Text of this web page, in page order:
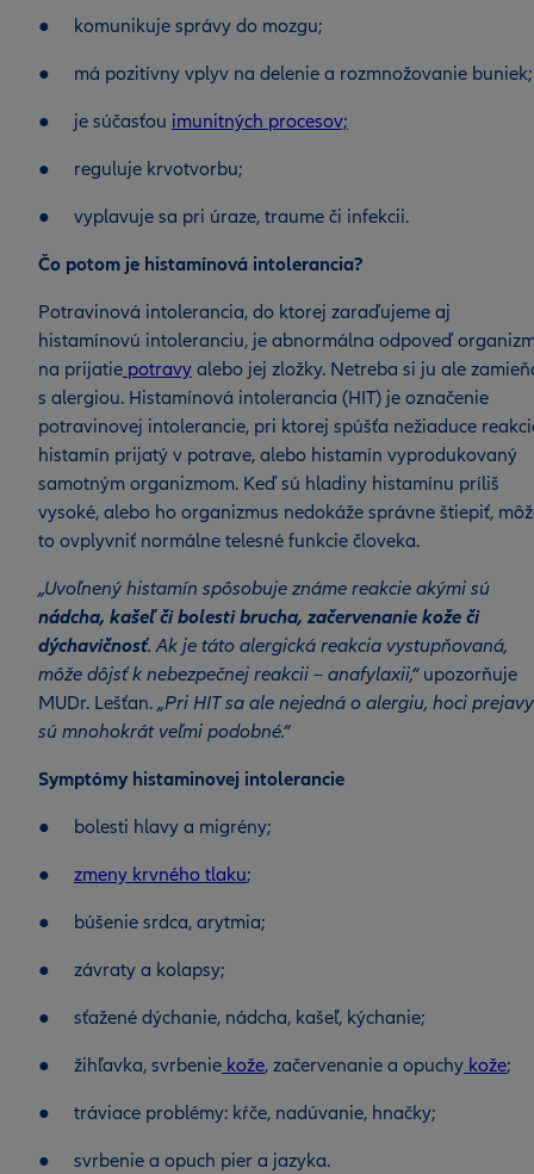
● komunikuje správy do mozgu;
● má pozitívny vplyv na delenie a rozmnožovanie buniek;
● je súčasťou imunitných procesov;
● reguluje krvotvorbu;
● vyplavuje sa pri úraze, traume či infekcii.
Čo potom je histamínová intolerancia?
Potravinová intolerancia, do ktorej zaraďujeme aj
histamínovú intoleranciu, je abnormálna odpoveď
na prijatie potravy alebo jej zložky. Netreba si ju ale
s alergiou. Histamínová intolerancia (HIT) je označenie
potravinovej intolerancie, pri ktorej spúšťa nežiaduce
histamín prijatý v potrave, alebo histamín vyprodukovaný
samotným organizmom. Keď sú hladiny histamínu príliš
vysoké, alebo ho organizmus nedokáže správne štiepiť,
to ovplyvniť normálne telesné funkcie človeka.
„Uvoľnený histamín spôsobuje známe reakcie akými sú
nádcha, kašeľ či bolesti brucha, začervenanie kože či
dýchavičnosť. Ak je táto alergická reakcia vystupňovaná,
môže dôjsť k nebezpečnej reakcii – anafylaxii,“upozorňuje
MUDr. Lešťan. „Pri HIT sa ale nejedná o alergiu, hoci prejavy
sú mnohokrát veľmi podobné.“
Symptómy histaminovej intolerancie
● bolesti hlavy a migrény;
● zmeny krvného tlaku;
● búšenie srdca, arytmia;
● závraty a kolapsy;
● sťažené dýchanie, nádcha, kašeľ, kýchanie;
● žihľavka, svrbenie kože, začervenanie a opuchy kože;
● tráviace problémy: kŕče, nadúvanie, hnačky;
● svrbenie a opuch pier a jazyka.